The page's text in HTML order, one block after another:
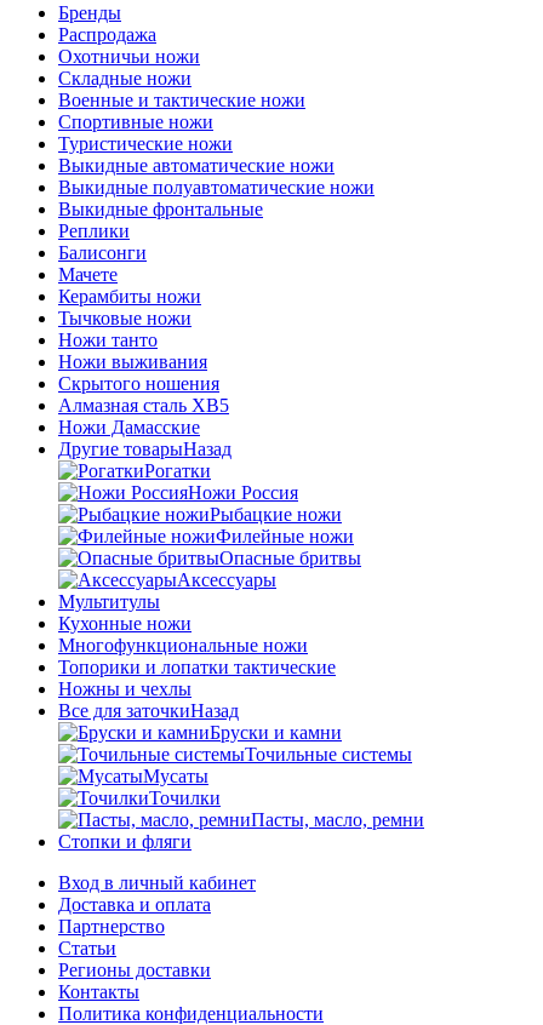
Бренды
Распродажа
Охотничьи ножи
Складные ножи
Военные и тактические ножи
Спортивные ножи
Туристические ножи
Выкидные автоматические ножи
Выкидные полуавтоматические ножи
Выкидные фронтальные
Реплики
Балисонги
Мачете
Керамбиты ножи
Тычковые ножи
Ножи танто
Ножи выживания
Скрытого ношения
Алмазная сталь ХВ5
Ножи Дамасские
Другие товарыНазад
Рогатки
Ножи Россия
Рыбацкие ножи
Филейные ножи
Опасные бритвы
Аксессуары
Мультитулы
Кухонные ножи
Многофункциональные ножи
Топорики и лопатки тактические
Ножны и чехлы
Все для заточкиНазад
Бруски и камни
Точильные системы
Мусаты
Точилки
Пасты, масло, ремни
Стопки и фляги
Вход в личный кабинет
Доставка и оплата
Партнерство
Статьи
Регионы доставки
Контакты
Политика конфиденциальности